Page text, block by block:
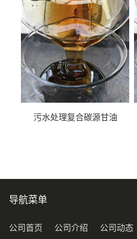
污水处理复合碳源甘油
导航菜单
公司首页 公司介绍 公司动态